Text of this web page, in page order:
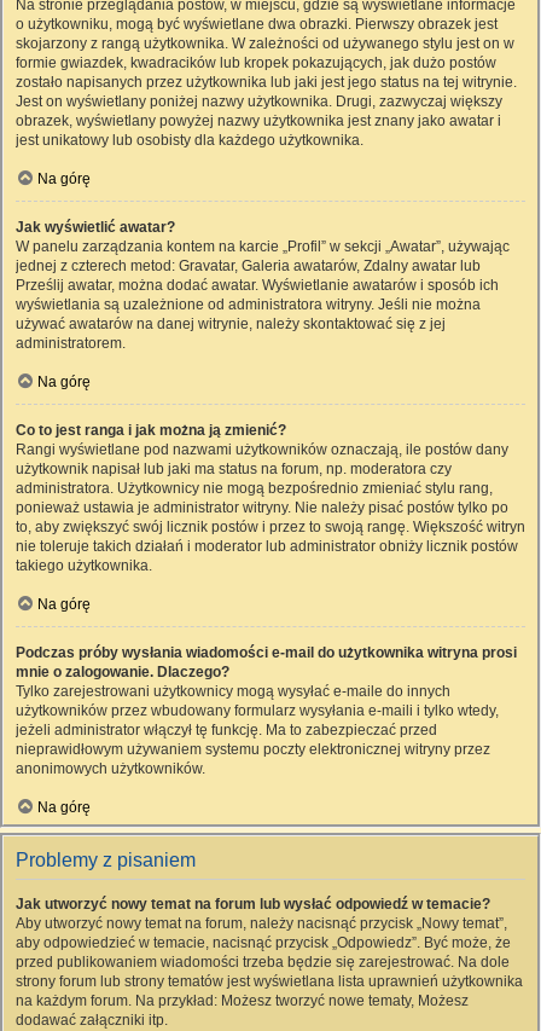
Na stronie przeglądania postów, w miejscu, gdzie są wyświetlane informacje
o użytkowniku, mogą być wyświetlane dwa obrazki. Pierwszy obrazek jest
skojarzony z rangą użytkownika. W zależności od używanego stylu jest on w
formie gwiazdek, kwadracików lub kropek pokazujących, jak dużo postów
zostało napisanych przez użytkownika lub jaki jest jego status na tej witrynie.
Jest on wyświetlany poniżej nazwy użytkownika. Drugi, zazwyczaj większy
obrazek, wyświetlany powyżej nazwy użytkownika jest znany jako awatar i
jest unikatowy lub osobisty dla każdego użytkownika.
Na górę
Jak wyświetlić awatar?
W panelu zarządzania kontem na karcie „Profil” w sekcji „Awatar”, używając
jednej z czterech metod: Gravatar, Galeria awatarów, Zdalny awatar lub
Prześlij awatar, można dodać awatar. Wyświetlanie awatarów i sposób ich
wyświetlania są uzależnione od administratora witryny. Jeśli nie można
używać awatarów na danej witrynie, należy skontaktować się z jej
administratorem.
Na górę
Co to jest ranga i jak można ją zmienić?
Rangi wyświetlane pod nazwami użytkowników oznaczają, ile postów dany
użytkownik napisał lub jaki ma status na forum, np. moderatora czy
administratora. Użytkownicy nie mogą bezpośrednio zmieniać stylu rang,
ponieważ ustawia je administrator witryny. Nie należy pisać postów tylko po
to, aby zwiększyć swój licznik postów i przez to swoją rangę. Większość witryn
nie toleruje takich działań i moderator lub administrator obniży licznik postów
takiego użytkownika.
Na górę
Podczas próby wysłania wiadomości e-mail do użytkownika witryna prosi
mnie o zalogowanie. Dlaczego?
Tylko zarejestrowani użytkownicy mogą wysyłać e-maile do innych
użytkowników przez wbudowany formularz wysyłania e-maili i tylko wtedy,
jeżeli administrator włączył tę funkcję. Ma to zabezpieczać przed
nieprawidłowym używaniem systemu poczty elektronicznej witryny przez
anonimowych użytkowników.
Na górę
Problemy z pisaniem
Jak utworzyć nowy temat na forum lub wysłać odpowiedź w temacie?
Aby utworzyć nowy temat na forum, należy nacisnąć przycisk „Nowy temat”,
aby odpowiedzieć w temacie, nacisnąć przycisk „Odpowiedz”. Być może, że
przed publikowaniem wiadomości trzeba będzie się zarejestrować. Na dole
strony forum lub strony tematów jest wyświetlana lista uprawnień użytkownika
na każdym forum. Na przykład: Możesz tworzyć nowe tematy, Możesz
dodawać załączniki itp.